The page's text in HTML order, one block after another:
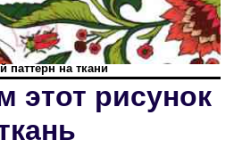
паттерн на ткани
этот рисунок